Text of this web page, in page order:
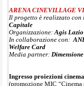
ARENA CINEVILLAGE
Il progetto è realizzato
Capitale
Organizzazione:Agis
In collaborazione con:
Welfare Card
Media partner:
Ingresso proiezioni
(promozione MIC